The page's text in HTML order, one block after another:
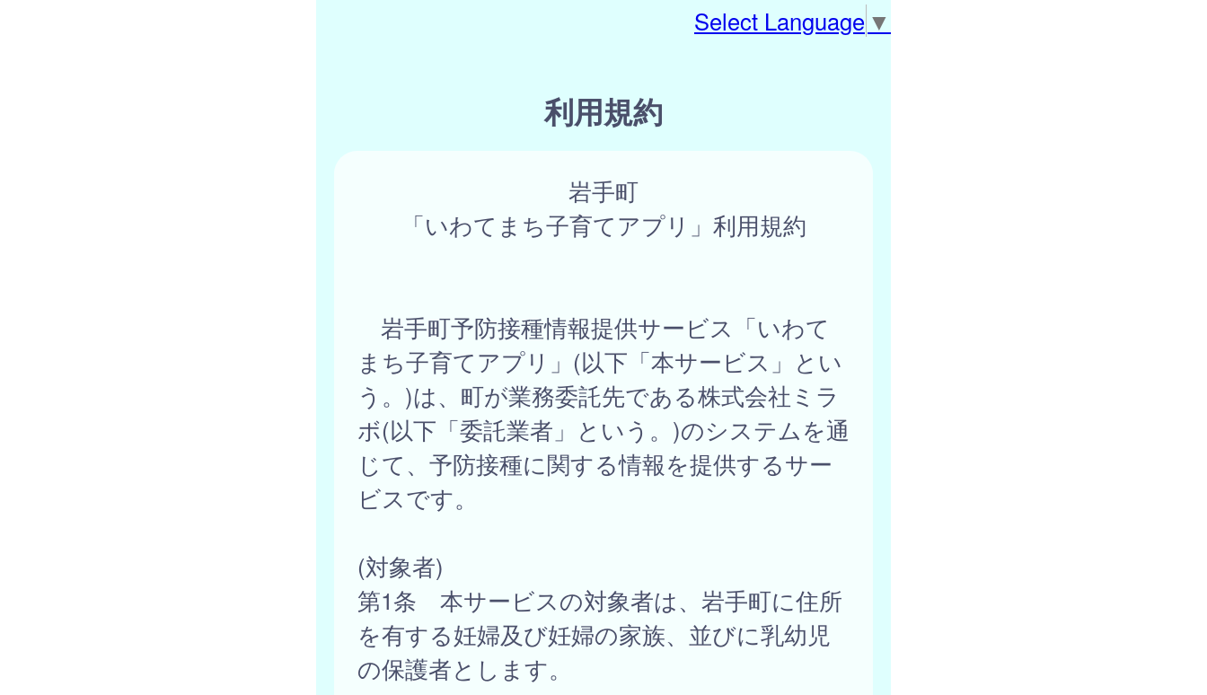
Select Language ▼
利用規約
岩手町
「いわてまち子育てアプリ」利用規約
岩手町予防接種情報提供サービス「いわて
まち子育てアプリ」(以下「本サービス」とい
う。)は、町が業務委託先である株式会社ミラ
ボ(以下「委託業者」という。)のシステムを通
じて、予防接種に関する情報を提供するサー
ビスです。
(対象者)
第1条 本サービスの対象者は、岩手町に住所
を有する妊婦及び妊婦の家族、並びに乳幼児
の保護者とします。